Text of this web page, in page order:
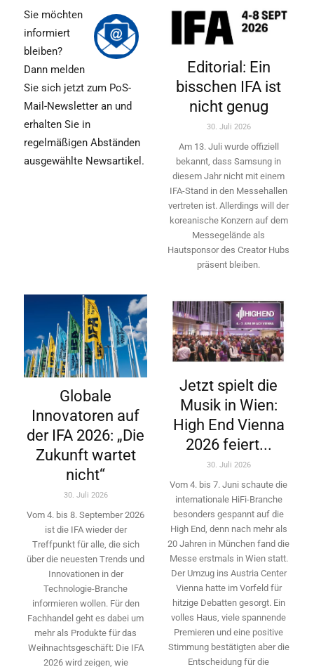
Sie möchten
informiert
bleiben?
Dann melden
Sie sich jetzt zum PoS-
Mail-Newsletter an und
erhalten Sie in
regelmäßigen Abständen
ausgewählte Newsartikel.
Editorial: Ein
bisschen IFA ist
nicht genug
30. Juli 2026
Am 13. Juli wurde offiziell
bekannt, dass Samsung in
diesem Jahr nicht mit einem
IFA-Stand in den Messehallen
vertreten ist. Allerdings will ­der
koreanische Konzern auf dem
Messegelände als
Hautsponsor des Creator Hubs
präsent bleiben.
Globale
Innovatoren auf
der IFA 2026: „Die
Zukunft wartet
nicht“
30. Juli 2026
Vom 4. bis 8. September 2026
ist die IFA wieder der
Treffpunkt für alle, die sich
über die neuesten Trends und
Innovationen in der
Technologie-­Branche
informieren wollen. Für den
Fachhandel geht es dabei um
mehr als Produkte für das
Weihnachtsgeschäft: Die IFA
2026 wird ­zeigen, wie
Jetzt spielt die
Musik in Wien:
High End Vienna
2026 feiert...
30. Juli 2026
Vom 4. bis 7. Juni schaute die
internationale HiFi-Branche
besonders gespannt auf die
High End, denn nach mehr als
20 Jahren in München fand die
Messe erstmals in Wien statt.
Der Umzug ins Austria Center
Vienna hatte im Vorfeld für
hitzige Debatten gesorgt. Ein
volles Haus, viele spannende
Premieren und eine positive
Stimmung bestätigten aber die
Entscheidung für die